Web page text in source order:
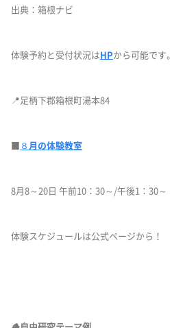
出典：箱根ナビ
体験予約と受付状況はHPから可能です。
📍足柄下郡箱根町湯本84
８月の体験教室
8月8～20日 午前10：30～/午後1：30～
体験スケジュールは公式ページから！